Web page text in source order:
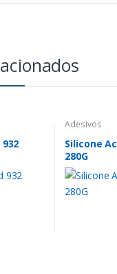
Adesivos
Silicone
280G